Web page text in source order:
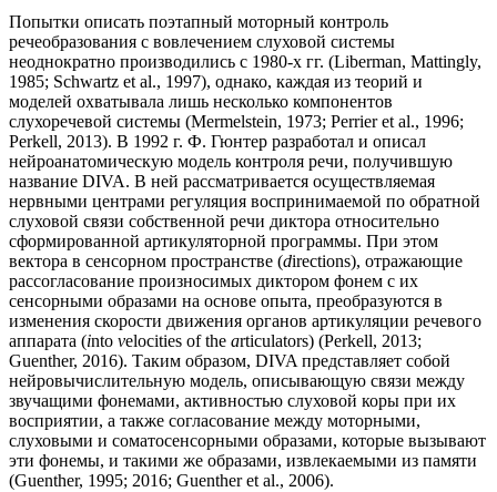
Попытки описать поэтапный моторный контроль
речеобразования с вовлечением слуховой системы
неоднократно производились с 1980-х гг. (Liberman, Mattingly,
1985; Schwartz et al., 1997), однако, каждая из теорий и
моделей охватывала лишь несколько компонентов
слухоречевой системы (Mermelstein, 1973; Perrier et al., 1996;
Perkell, 2013). В 1992 г. Ф. Гюнтер разработал и описал
нейроанатомическую модель контроля речи, получившую
название DIVA. В ней рассматривается осуществляемая
нервными центрами регуляция воспринимаемой по обратной
слуховой связи собственной речи диктора относительно
сформированной артикуляторной программы. При этом
вектора в сенсорном пространстве (directions), отражающие
рассогласование произносимых диктором фонем с их
сенсорными образами на основе опыта, преобразуются в
изменения скорости движения органов артикуляции речевого
аппарата (into velocities of the articulators) (Perkell, 2013;
Guenther, 2016). Таким образом, DIVA представляет собой
нейровычислительную модель, описывающую связи между
звучащими фонемами, активностью слуховой коры при их
восприятии, а также согласование между моторными,
слуховыми и соматосенсорными образами, которые вызывают
эти фонемы, и такими же образами, извлекаемыми из памяти
(Guenther, 1995; 2016; Guenther et al., 2006).